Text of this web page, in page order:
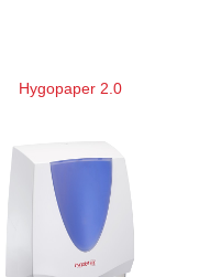
Hygopaper 2.0